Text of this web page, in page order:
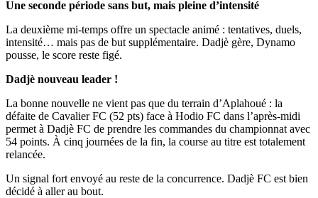
Une seconde période sans but, mais pleine d’intensité
La deuxième mi-temps offre un spectacle animé : tentatives, duels,
intensité… mais pas de but supplémentaire. Dadjè gère, Dynamo
pousse, le score reste figé.
Dadjè nouveau leader !
La bonne nouvelle ne vient pas que du terrain d’Aplahoué : la
défaite de Cavalier FC (52 pts) face à Hodio FC dans l’après-midi
permet à Dadjè FC de prendre les commandes du championnat avec
54 points. À cinq journées de la fin, la course au titre est totalement
relancée.
Un signal fort envoyé au reste de la concurrence. Dadjè FC est bien
décidé à aller au bout.